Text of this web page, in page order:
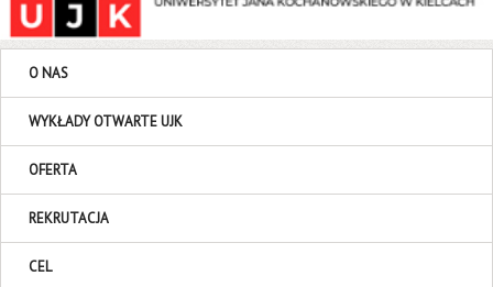
O NAS
WYKŁADY OTWARTE UJK
OFERTA
REKRUTACJA
CEL